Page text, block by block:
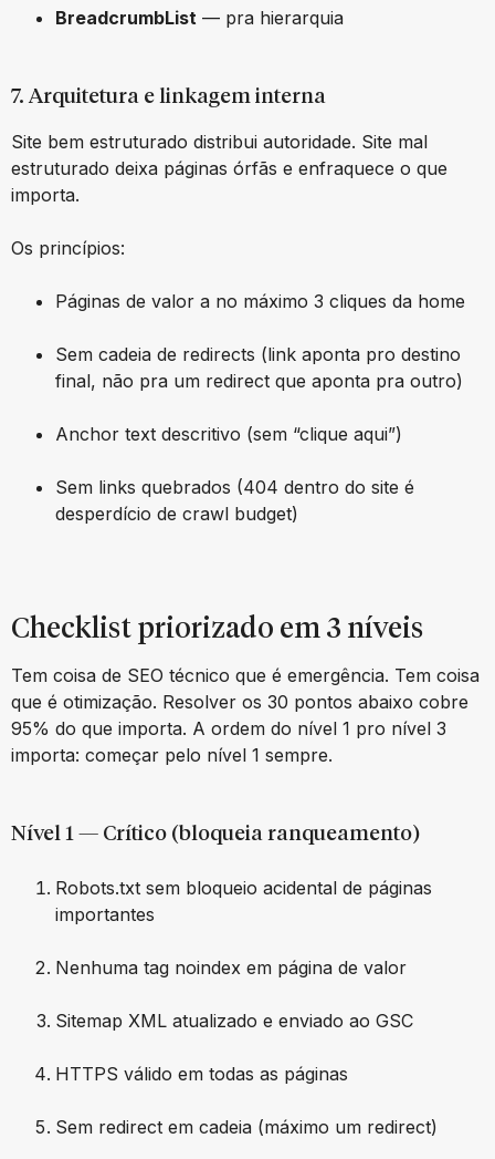
BreadcrumbList — pra hierarquia
7. Arquitetura e linkagem interna
Site bem estruturado distribui autoridade. Site mal
estruturado deixa páginas órfãs e enfraquece o que
importa.
Os princípios:
Páginas de valor a no máximo 3 cliques da home
Sem cadeia de redirects (link aponta pro destino
final, não pra um redirect que aponta pra outro)
Anchor text descritivo (sem “clique aqui”)
Sem links quebrados (404 dentro do site é
desperdício de crawl budget)
Checklist priorizado em 3 níveis
Tem coisa de SEO técnico que é emergência. Tem coisa
que é otimização. Resolver os 30 pontos abaixo cobre
95% do que importa. A ordem do nível 1 pro nível 3
importa: começar pelo nível 1 sempre.
Nível 1 — Crítico (bloqueia ranqueamento)
Robots.txt sem bloqueio acidental de páginas
importantes
Nenhuma tag noindex em página de valor
Sitemap XML atualizado e enviado ao GSC
HTTPS válido em todas as páginas
Sem redirect em cadeia (máximo um redirect)